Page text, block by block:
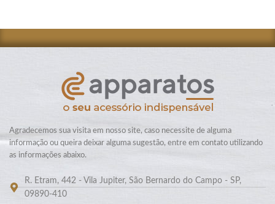
Agradecemos sua visita em nosso site, caso necessite de alguma
informação ou queira deixar alguma sugestão, entre em contato utilizando
as informações abaixo.
R. Etram, 442 - Vila Jupiter, São Bernardo do Campo - SP,
09890-410